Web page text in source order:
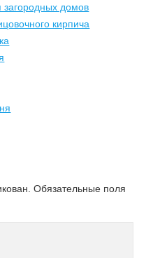
домов
кирпича
Обязательные поля